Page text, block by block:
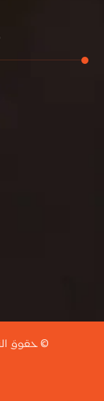
© حقوق النشر 2024. جميع